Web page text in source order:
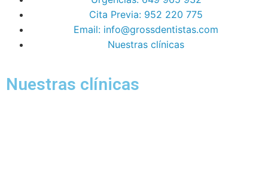
Cita Previa: 952 220 775
Email: info@grossdentistas.com
Nuestras clínicas
Nuestras clínicas